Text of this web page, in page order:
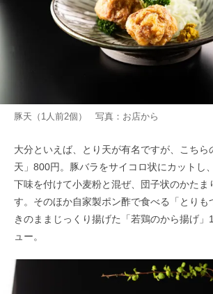
豚天（1人前2個） 写真：お店から
大分といえば、とり天が有名ですが、こちら
天」800円。豚バラをサイコロ状にカットし
下味を付けて小麦粉と混ぜ、団子状のかたま
す。そのほか自家製ポン酢で食べる「とりも
きのままじっくり揚げた「若鶏のから揚げ」
ュー。